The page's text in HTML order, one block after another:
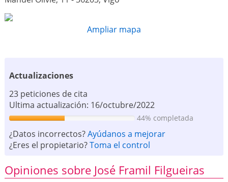
Ampliar mapa
Actualizaciones
23 peticiones de cita
Ultima actualización: 16/octubre/2022
44% completada
¿Datos incorrectos?Ayúdanos a mejorar
¿Eres el propietario?Toma el control
Opiniones sobre José Framil Filgueiras